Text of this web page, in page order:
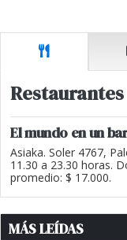
Restaurantes
El mundo en un
Asiaka. Soler 4767,
11.30 a 23.30 horas.
promedio: $ 17.000.
MÁS LEÍDAS